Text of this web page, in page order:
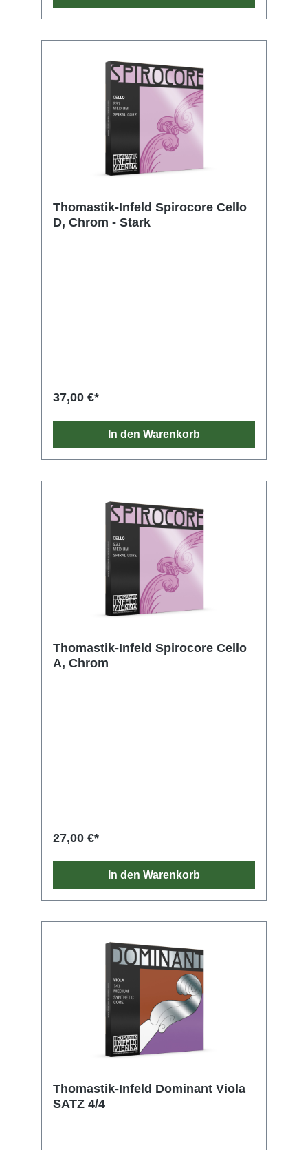
Thomastik-Infeld Spirocore Cello
D, Chrom - Stark
37,00 €*
In den Warenkorb
Thomastik-Infeld Spirocore Cello
A, Chrom
27,00 €*
In den Warenkorb
Thomastik-Infeld Dominant Viola
SATZ 4/4